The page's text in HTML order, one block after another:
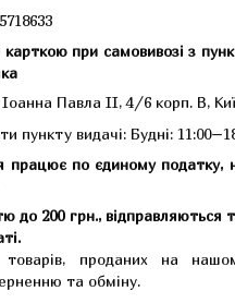
при самовивозі з
Іоанна Павла II, 4/6 корп. В,
пункту видачі: Будні:
працює по єдиному податку,
до 200 грн., відправляються
товарів, проданих на
та обміну.